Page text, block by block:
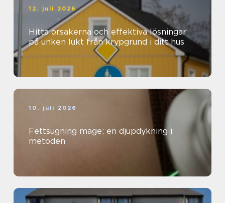
12. juli 2026
Hitta orsakerna och effektiva lösningar
på unken lukt från krypgrund i ditt hus
10. juli 2026
Fettsugning mage: en djupdykning i
metoden